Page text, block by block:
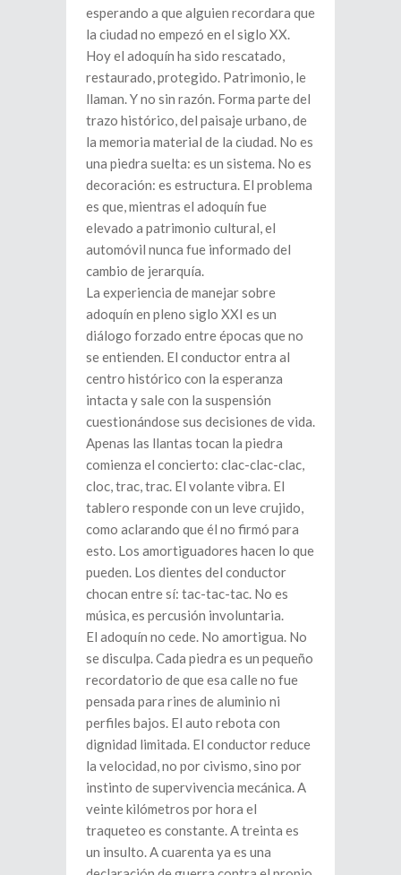
esperando a que alguien recordara que
la ciudad no empezó en el siglo XX.
Hoy el adoquín ha sido rescatado,
restaurado, protegido. Patrimonio, le
llaman. Y no sin razón. Forma parte del
trazo histórico, del paisaje urbano, de
la memoria material de la ciudad. No es
una piedra suelta: es un sistema. No es
decoración: es estructura. El problema
es que, mientras el adoquín fue
elevado a patrimonio cultural, el
automóvil nunca fue informado del
cambio de jerarquía.
La experiencia de manejar sobre
adoquín en pleno siglo XXI es un
diálogo forzado entre épocas que no
se entienden. El conductor entra al
centro histórico con la esperanza
intacta y sale con la suspensión
cuestionándose sus decisiones de vida.
Apenas las llantas tocan la piedra
comienza el concierto: clac-clac-clac,
cloc, trac, trac. El volante vibra. El
tablero responde con un leve crujido,
como aclarando que él no firmó para
esto. Los amortiguadores hacen lo que
pueden. Los dientes del conductor
chocan entre sí: tac-tac-tac. No es
música, es percusión involuntaria.
El adoquín no cede. No amortigua. No
se disculpa. Cada piedra es un pequeño
recordatorio de que esa calle no fue
pensada para rines de aluminio ni
perfiles bajos. El auto rebota con
dignidad limitada. El conductor reduce
la velocidad, no por civismo, sino por
instinto de supervivencia mecánica. A
veinte kilómetros por hora el
traqueteo es constante. A treinta es
un insulto. A cuarenta ya es una